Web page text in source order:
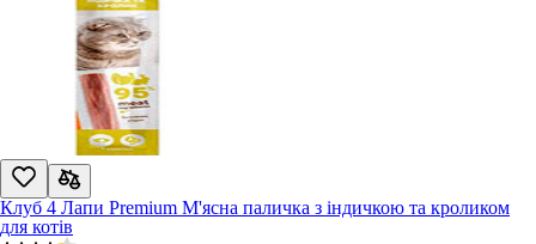
Клуб 4 Лапи Premium М'ясна паличка з індичкою та кроликом
для котів